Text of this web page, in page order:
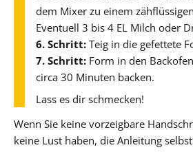
dem Mixer zu einem
Eventuell 3 bis 4 EL Milch oder
6. Schritt: Teig in die gefettete
7. Schritt: Form in den
circa 30 Minuten backen.
Lass es dir schmecken!
Wenn Sie keine vorzeigbare
keine Lust haben, die Anleitung